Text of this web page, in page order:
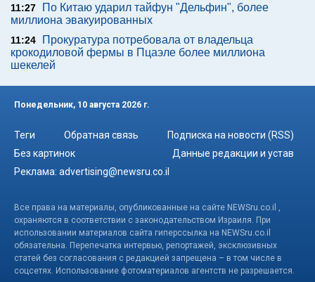
11:27
По Китаю ударил тайфун "Дельфин", более
миллиона эвакуированных
11:24
Прокуратура потребовала от владельца
крокодиловой фермы в Пцаэле более миллиона
шекелей
Понедельник, 10 августа 2026 г.
Теги Обратная связь
Подписка на новости (RSS)
Без картинок
Данные редакции и устав
Реклама: advertising@newsru.co.il
Все права на материалы, опубликованные на сайте NEWSru.co.il ,
охраняются в соответствии с законодательством Израиля. При
использовании материалов сайта гиперссылка на NEWSru.co.il
обязательна. Перепечатка интервью, репортажей, эксклюзивных
статей без согласования с редакцией запрещена – в том числе в
соцсетях. Использование фотоматериалов агентств не разрешается.